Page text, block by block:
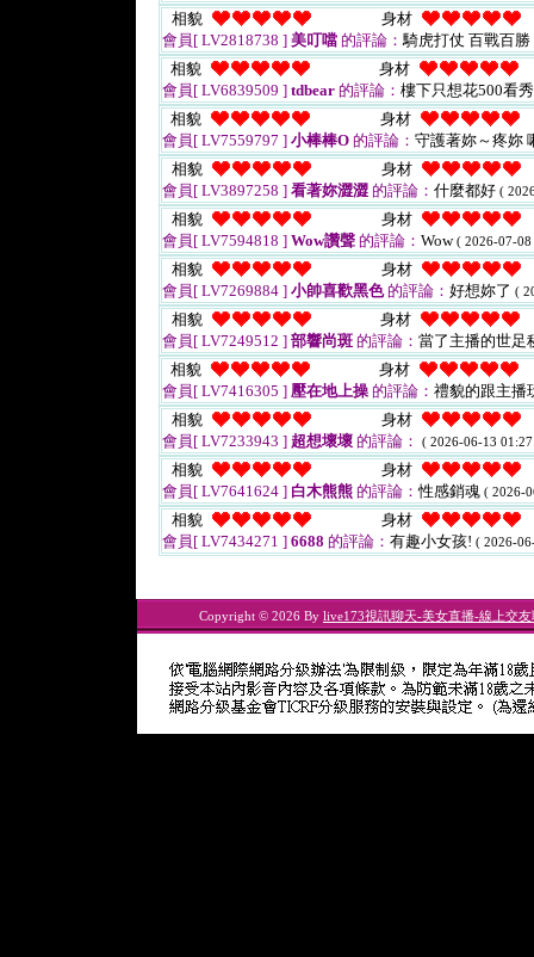
相貌
身材
會員[ LV2818738 ] 美叮噹 的評論：騎虎打仗 百戰百勝
相貌
身材
會員[ LV6839509 ] tdbear 的評論： 樓下只想花500看
相貌
身材
會員[ LV7559797 ] 小棒棒O 的評論： 守護著妳～疼妳
相貌
身材
會員[ LV3897258 ] 看著妳澀澀 的評論： 什麼都好 (
相貌
身材
會員[ LV7594818 ] Wow讚聲 的評論： Wow( 2026-07-
相貌
身材
會員[ LV7269884 ] 小帥喜歡黑色的評論： 好想妳了 (
相貌
身材
會員[ LV7249512 ] 部響尚斑 的評論： 當了主播的世足
相貌
身材
會員[ LV7416305 ] 壓在地上操 的評論： 禮貌的跟主播
相貌
身材
會員[ LV7233943 ] 超想壞壞 的評論： ( 2026-06-13
相貌
身材
會員[ LV7641624 ] 白木熊熊 的評論：性感銷魂 ( 2026-
相貌
身材
會員[ LV7434271 ] 6688 的評論： 有趣小女孩! ( 2026-
Copyright © 2026 By live173視訊聊天-美女直播-線上交